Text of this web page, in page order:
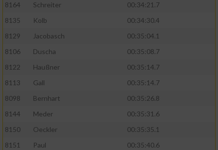
8164
Schreiter
00:34:21.7
8135
Kolb
00:34:30.4
8129
Jacobasch
00:35:04.1
8106
Duscha
00:35:08.7
8122
Haußner
00:35:14.7
8113
Gall
00:35:14.7
8098
Bernhart
00:35:26.8
8144
Meder
00:35:31.6
8150
Oeckler
00:35:35.1
8151
Paul 00:35:40.6